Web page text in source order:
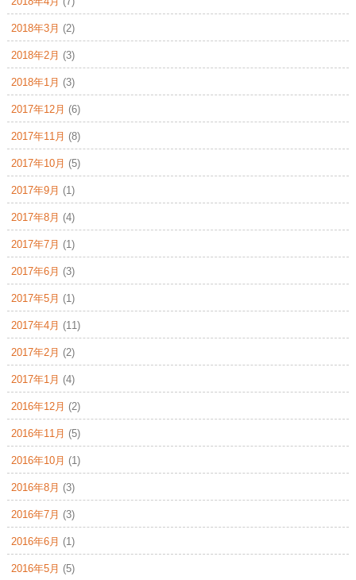
2018年3月 (2)
2018年2月 (3)
2018年1月 (3)
2017年12月 (6)
2017年11月 (8)
2017年10月 (5)
2017年9月 (1)
2017年8月 (4)
2017年7月 (1)
2017年6月 (3)
2017年5月 (1)
2017年4月 (11)
2017年2月 (2)
2017年1月 (4)
2016年12月 (2)
2016年11月 (5)
2016年10月 (1)
2016年8月 (3)
2016年7月 (3)
2016年6月 (1)
2016年5月 (5)